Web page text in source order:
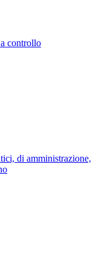
controllo
di amministrazione,